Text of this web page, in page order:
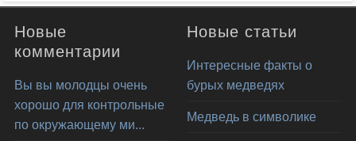
Новые
комментарии
Вы вы молодцы очень
хорошо для контрольные
по окружающему ми...
Новые статьи
Интересные факты о
бурых медведях
Медведь в символике